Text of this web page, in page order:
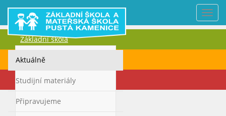
Základní škola
Mateřská škola
Kontakty
Aktuálně
Studijní materiály
Připravujeme